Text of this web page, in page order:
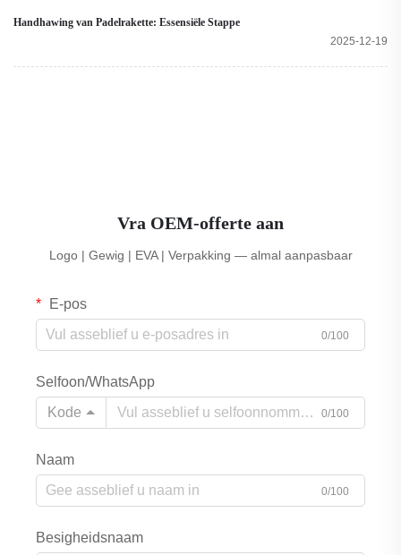
Handhawing van Padelrakette: Essensiële Stappe
2025-12-19
Vra OEM-offerte aan
Logo | Gewig | EVA | Verpakking — almal aanpasbaar
E-pos
0/100
Selfoon/WhatsApp
Kode
0/100
Naam
0/100
Besigheidsnaam